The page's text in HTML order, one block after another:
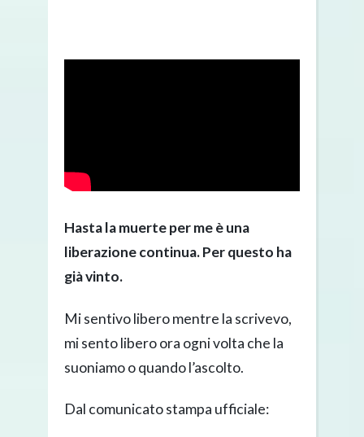
Hasta la muerte per me è una
liberazione continua. Per questo ha
già vinto.
Mi sentivo libero mentre la scrivevo,
mi sento libero ora ogni volta che la
suoniamo o quando l’ascolto.
Dal comunicato stampa ufficiale: